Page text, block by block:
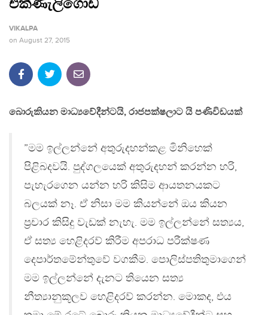
එක්ණැලිගොඩ
VIKALPA
on August 27, 2015
බොරුකියන මාධ්‍යවේදීන්ටයි, රාජපක්ෂලාට යි පණිවිඩයක්
”මම ඉල්ලන්නේ අතුරුදහන්කළ මිනිහෙක්
පිළිබදවයි. පුද්ගලයෙක් අතුරුදහන් කරන්න හරි,
පැහැරගෙන යන්න හරි කිසිම ආයතනයකට
බලයක් නෑ. ඒ නිසා මම කියන්නේ ඔය කියන
ප්‍රචාර කිසිදු වැඩක් නැහැ. මම ඉල්ලන්නේ සත්‍යය,
ඒ සත්‍ය හෙළිදරව් කිරීම අපරාධ පරීක්ෂණ
දෙපාර්තමේන්තුවේ වගකීම. පොලිස්පතිතුමාගෙන්
මම ඉල්ලන්නේ දැනට තියෙන සත්‍ය
නීත්‍යානුකූලව හෙළිදරව් කරන්න. මොකද, එය